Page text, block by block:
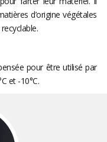
d’origine végétales
pour être utilisé par
et -10°C.